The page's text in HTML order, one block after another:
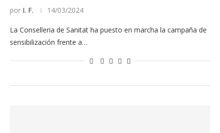
por I. F. 14/03/2024
La Conselleria de Sanitat ha puesto en marcha la campaña de
sensibilización frente a…